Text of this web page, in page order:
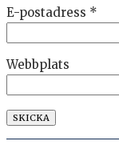
E-postadress *
Webbplats